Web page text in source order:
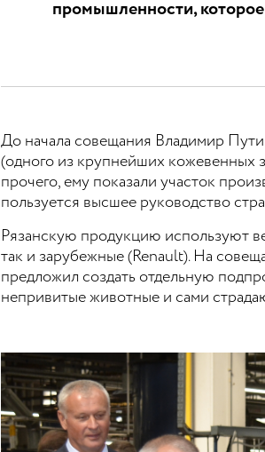
промышленности,
До начала совещания Владимир
(одного из крупнейших кожевенных
прочего, ему показали участок
пользуется высшее руководство
Рязанскую продукцию используют
так и зарубежные (Renault). На
предложил создать отдельную
непривитые животные и сами